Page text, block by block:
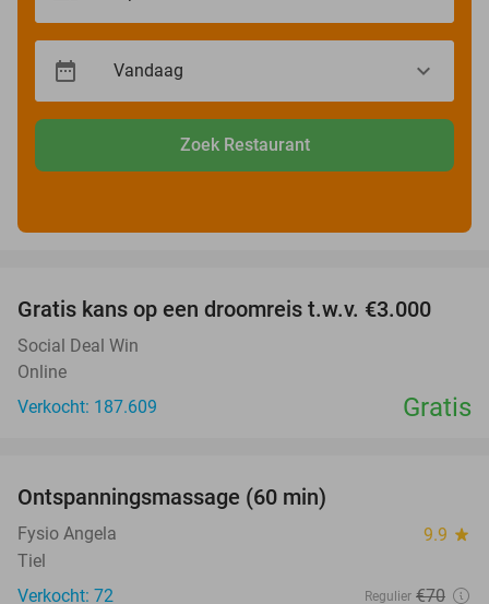
Zoek Restaurant
Gratis kans op een droomreis t.w.v. €3.000
Social Deal Win
Online
Verkocht: 187.609
Gratis
Ontspanningsmassage (60 min)
Fysio Angela 9.9 star
Tiel
Verkocht: 72
Regulier €70